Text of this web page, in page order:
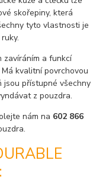
skořepiny, která
tyto vlastnosti je
zavíráním a funkcí
Má kvalitní povrchovou
jsou přístupné všechny
z pouzdra.
nám na 602 866